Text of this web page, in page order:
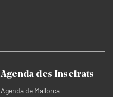
Agenda des Inselrats
Agenda de Mallorca